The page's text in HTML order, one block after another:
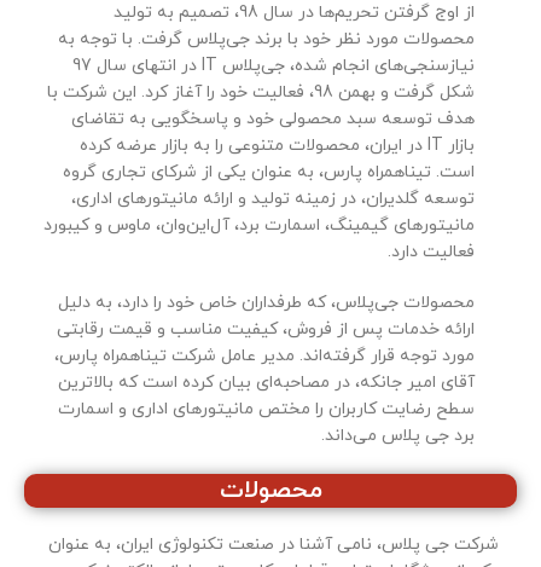
از اوج گرفتن تحریم‌ها در سال 98، تصمیم به تولید
محصولات مورد نظر خود با برند جی‌پلاس گرفت. با توجه به
نیازسنجی‌های انجام شده، جی‌پلاس IT در انتهای سال 97
شکل گرفت و بهمن 98، فعالیت خود را آغاز کرد. این شرکت با
هدف توسعه سبد محصولی خود و پاسخگویی به تقاضای
بازار IT در ایران، محصولات متنوعی را به بازار عرضه کرده
است. تیناهمراه پارس، به عنوان یکی از شرکای تجاری گروه
توسعه گلدیران، در زمینه تولید و ارائه مانیتورهای اداری،
مانیتورهای گیمینگ، اسمارت برد، آل‌این‌وان، ماوس و کیبورد
فعالیت دارد.
محصولات جی‌پلاس، که طرفداران خاص خود را دارد، به دلیل
ارائه خدمات پس از فروش، کیفیت مناسب و قیمت رقابتی
مورد توجه قرار گرفته‌اند. مدیر عامل شرکت تیناهمراه پارس،
آقای امیر جانکه، در مصاحبه‌ای بیان کرده است که بالاترین
سطح رضایت کاربران را مختص مانیتورهای اداری و اسمارت
برد جی پلاس می‌داند.
محصولات
شرکت جی پلاس، نامی آشنا در صنعت تکنولوژی ایران، به عنوان